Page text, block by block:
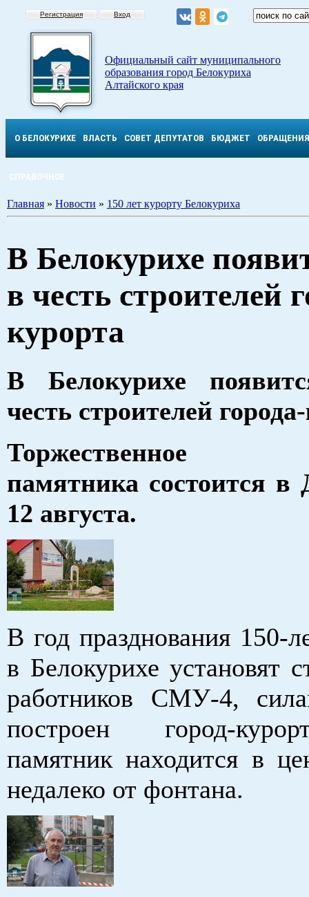
Регистрация Вход
Официальный сайт муниципального
образования город Белокуриха
Алтайского края
О БЕЛОКУРИХЕ ВЛАСТЬ СОВЕТ ДЕПУТАТОВ БЮДЖЕТ ОБРАЩЕНИЯ
СПРАВОЧНОЕ
Главная » Новости » 150 лет курорту Белокуриха
В Белокурихе
в честь строителей
курорта
В Белокурихе
честь строителей
Торжественное
памятника состоится в
12 августа.
В год празднования 150-
в Белокурихе установят
работников СМУ-4,
построен город-
памятник находится в
недалеко от фонтана.